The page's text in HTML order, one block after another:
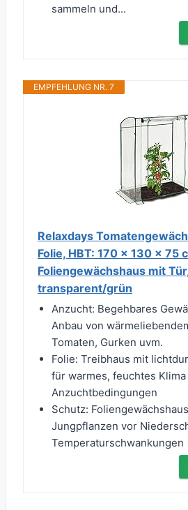
sammeln und...
EMPFEHLUNG NR. 7
Relaxdays
Folie, HBT: 170 x 130 x 75
Foliengewächshaus mit
transparent/grün
Anzucht: Begehbares
Anbau von
Tomaten, Gurken uvm.
Folie: Treibhaus mit
für warmes, feuchtes
Anzuchtbedingungen
Schutz:
Jungpflanzen vor
Temperaturschwankungen